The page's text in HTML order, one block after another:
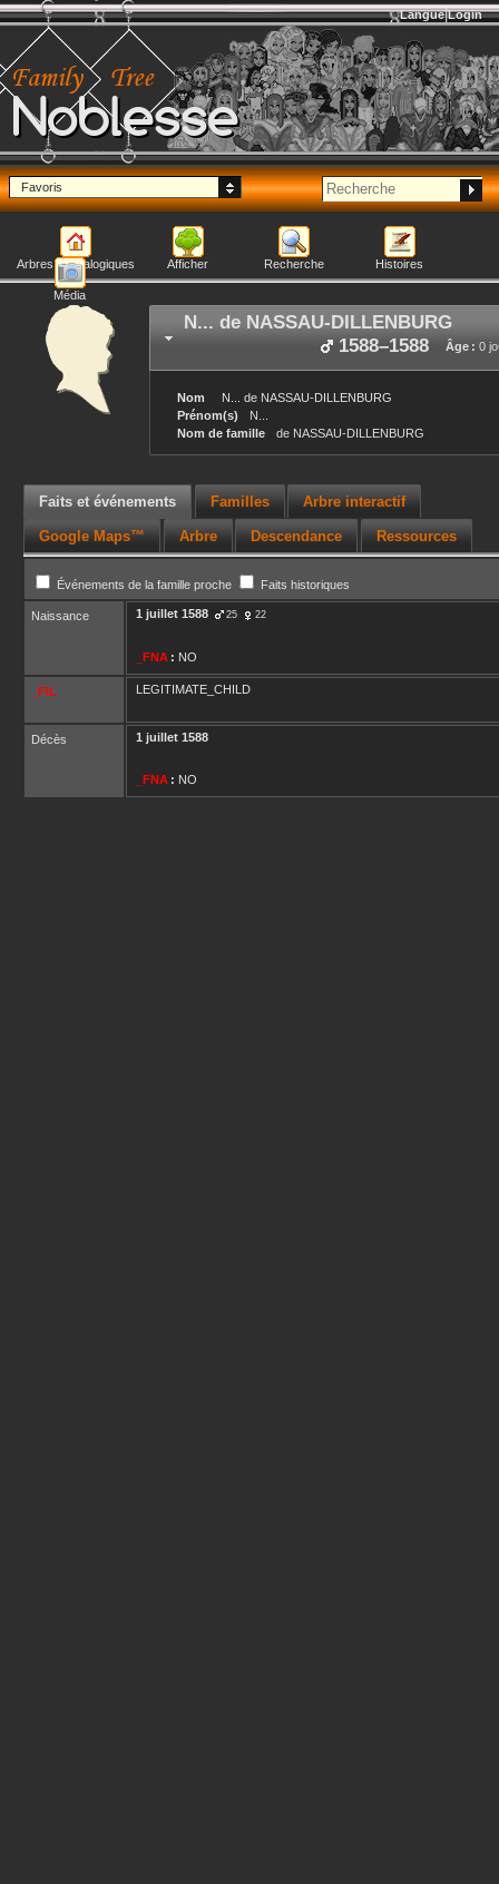
Noblesse
Langue Login
Favoris
Arbres généalogiques Afficher Recherche Histoires
Média
N... de NASSAU-DILLENBURG
Âge : 0
1588–1588
Nom N...
de NASSAU-DILLENBURG
Prénom(s)
N...
Nom de famille
de NASSAU-DILLENBURG
Faits et événements Familles Arbre interactif
Google Maps™ Arbre Descendance Ressources
Événements de la famille proche Faits historiques
Naissance 1 juillet 1588 25 22
_FNA : NO
_FIL LEGITIMATE_CHILD
Décès 1 juillet 1588
_FNA : NO